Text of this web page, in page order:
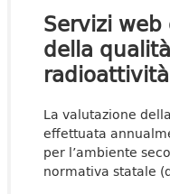
Servizi
della
radioattività
La valutazione
effettuata
per l’ambiente
normativa statale